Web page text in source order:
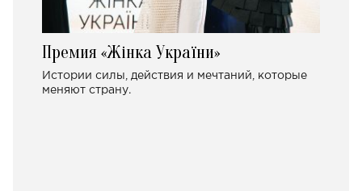
Премия «Жінка України»
Истории силы, действия и мечтаний, которые
меняют страну.